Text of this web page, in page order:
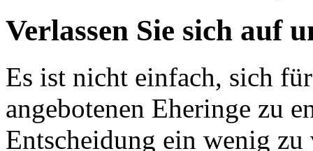
Verlassen Sie sich auf
Es ist nicht einfach, sich
angebotenen Eheringe zu
Entscheidung ein wenig